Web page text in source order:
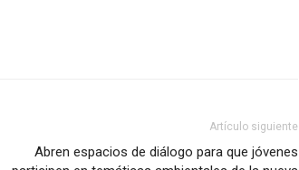
Artículo siguiente
Abren espacios de diálogo para que jóvenes